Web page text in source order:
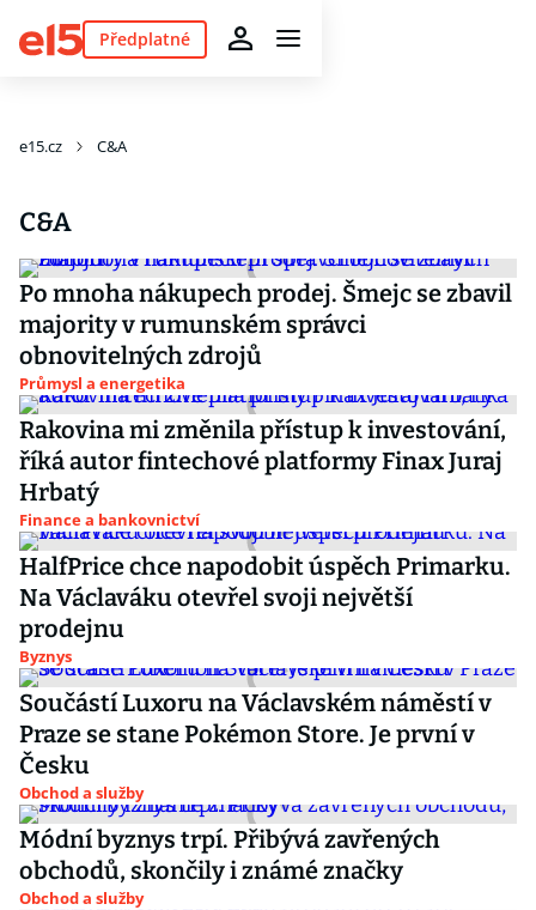
Předplatné
e15.cz C&A
C&A
Po mnoha nákupech prodej. Šmejc se zbavil
majority v rumunském správci
obnovitelných zdrojů
Průmysl a energetika
Rakovina mi změnila přístup k investování,
říká autor fintechové platformy Finax Juraj
Hrbatý
Finance a bankovnictví
HalfPrice chce napodobit úspěch Primarku.
Na Václaváku otevřel svoji největší
prodejnu
Byznys
Součástí Luxoru na Václavském náměstí v
Praze se stane Pokémon Store. Je první v
Česku
Obchod a služby
Módní byznys trpí. Přibývá zavřených
obchodů, skončily i známé značky
Obchod a služby